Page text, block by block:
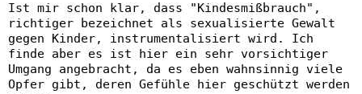
Ist mir schon klar, dass "Kindesmißbrauch",
richtiger bezeichnet als sexualisierte Gewalt
gegen Kinder, instrumentalisiert wird. Ich
finde aber es ist hier ein sehr vorsichtiger
Umgang angebracht, da es eben wahnsinnig viele
Opfer gibt, deren Gefühle hier geschützt werden